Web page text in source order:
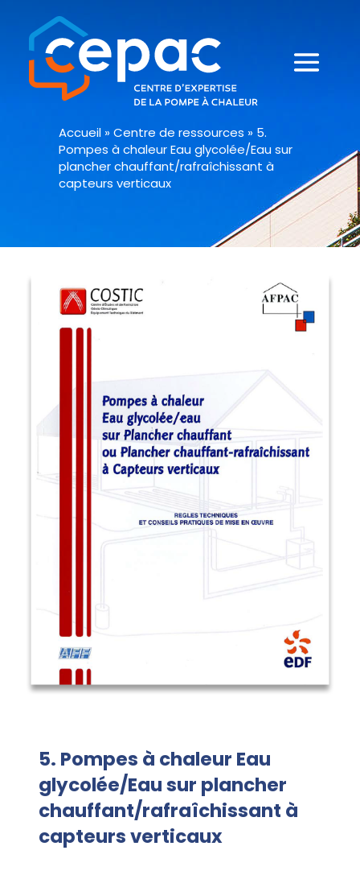
Accueil »Centre de ressources » 5.
Pompes à chaleur Eau glycolée/Eau sur
plancher chauffant/rafraîchissant à
capteurs verticaux
5. Pompes à chaleur Eau
glycolée/Eau sur plancher
chauffant/rafraîchissant à
capteurs verticaux